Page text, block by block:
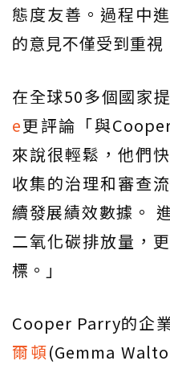
態度友善。過程中
的意見不僅受到重視
在全球50多個國家
e更評論「與
來說很輕鬆，他們
收集的治理和審查
續發展績效數據。
二氧化碳排放量，
標。」
Cooper Parry的企
爾頓(Gemma